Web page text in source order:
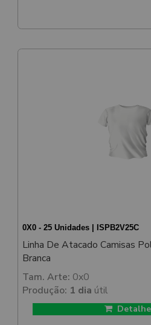
0X0 - 25 Unidades | ISPB2V25C
Linha De Atacado Camisas
Branca
Tam. Arte: 0x0
Produção: 1 dia útil
Detalhe